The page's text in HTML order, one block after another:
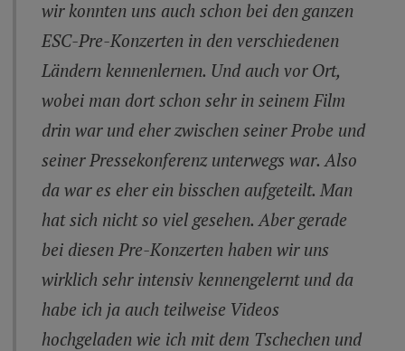
wir konnten uns auch schon bei den ganzen
ESC-Pre-Konzerten in den verschiedenen
Ländern kennenlernen. Und auch vor Ort,
wobei man dort schon sehr in seinem Film
drin war und eher zwischen seiner Probe und
seiner Pressekonferenz unterwegs war. Also
da war es eher ein bisschen aufgeteilt. Man
hat sich nicht so viel gesehen. Aber gerade
bei diesen Pre-Konzerten haben wir uns
wirklich sehr intensiv kennengelernt und da
habe ich ja auch teilweise Videos
hochgeladen wie ich mit dem Tschechen und